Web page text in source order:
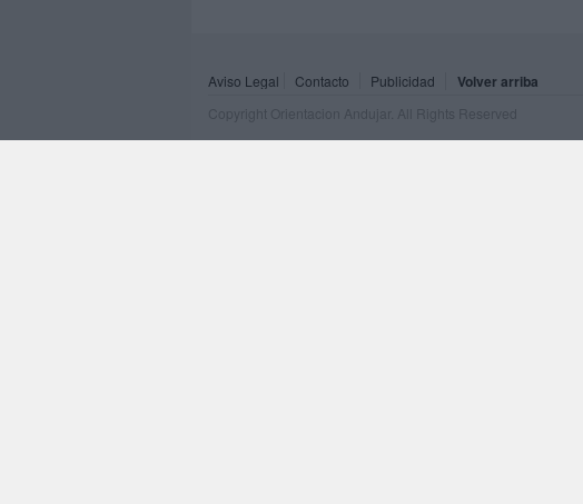
Aviso Legal Contacto Publicidad Volver arriba